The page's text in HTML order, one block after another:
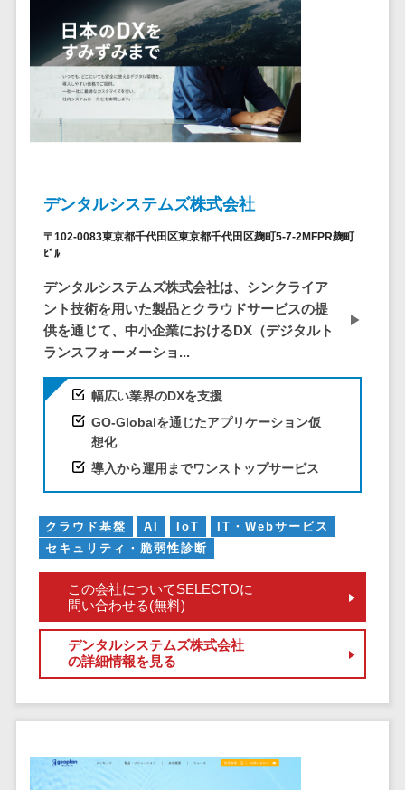
サンドボックス>
委託先管理サービス> WAF>
URLフィルタリング>
エンドポイントセキュリティ
（EDR）>
電話認証サービス>
UTM> 不正検知サービス>
業務全般
業務標準化ツール>
FAX配信システム>
帳票配信サービス>
ChatGPTサービス>
マニュアル作成ツール>
物品管理システム>
帳票作成サービス>
物流・流通向け
車両管理システム>
AI自動電話応
答
コールセンタ
ー音声認識
カスタマーサ
クセスツール
問い合わせ管
コールセンタ
チャットボッ
ト
コミュニケー
ション
オンラインス
トレージ（ファ
イル共有）
ファイル転送
サービス
文書管理シス
テム
Web電話帳
会議効率化ツ
ール
デンタルシステムズ株式会社
〒102-0083東京都千代田区東京都千代田区麹町5-7-2MFPR麹町
ﾋﾞﾙ
デンタルシステムズ株式会社は、シンクライア
ント技術を用いた製品とクラウドサービスの提
供を通じて、中小企業におけるDX（デジタルト
ランスフォーメーショ...
幅広い業界のDXを支援
GO-Globalを通じたアプリケーション仮
想化
導入から運用までワンストップサービス
クラウド基盤 AI IoT
IT・Webサービス
セキュリティ・脆弱性診断
この会社についてSELECTOに
問い合わせる(無料)
デンタルシステムズ株式会社
の詳細情報を見る